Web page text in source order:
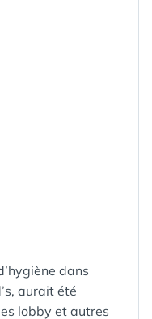
dans
aurait été
lobby et autres